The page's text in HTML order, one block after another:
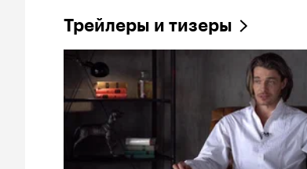
Трейлеры и тизеры